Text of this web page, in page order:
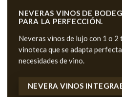
NEVERAS VINOS DE
PARA LA PERFECCIÓN.
Neveras vinos de lujo con 1 o 2
vinoteca que se adapta
necesidades de vino.
NEVERA VINOS